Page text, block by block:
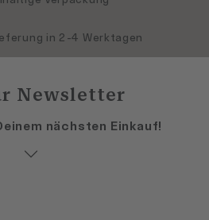
in 2-4 Werktagen
Newsletter
nächsten Einkauf!